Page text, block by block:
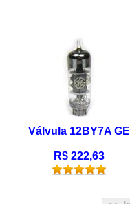
Válvula 12BY7A GE
R$ 222,63